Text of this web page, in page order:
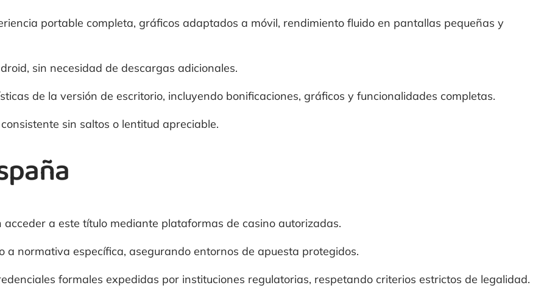
portable completa, gráficos adaptados a móvil, rendimiento fluido en pantallas pequeñas y
sin necesidad de descargas adicionales.
de la versión de escritorio, incluyendo bonificaciones, gráficos y funcionalidades completas.
sin saltos o lentitud apreciable.
a este título mediante plataformas de casino autorizadas.
a normativa específica, asegurando entornos de apuesta protegidos.
formales expedidas por instituciones regulatorias, respetando criterios estrictos de legalidad.